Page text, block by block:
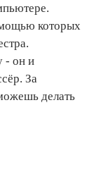
которых
- он и
За
делать